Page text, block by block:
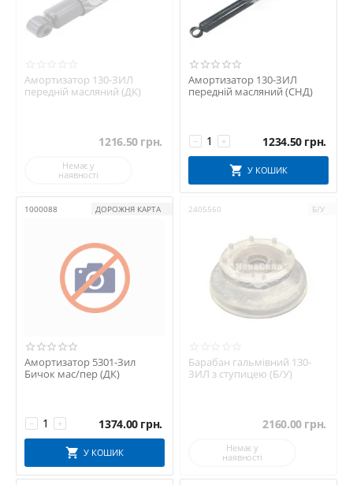
Амортизатор 130-ЗИЛ
передній масляний (ДК)
1216.50 грн.
Немає у
наявності
Амортизатор 130-ЗИЛ
передній масляний (СНД)
+
− 1234.50 грн.
У КОШИК
1000088 ДОРОЖНЯ КАРТА
Амортизатор 5301-Зил
Бичок мас/пер (ДК)
+
− 1374.00 грн.
У КОШИК
2405560 Б/У
Барабан гальмівний 130-
ЗИЛ з ступицею (Б/У)
2160.00 грн.
Немає у
наявності